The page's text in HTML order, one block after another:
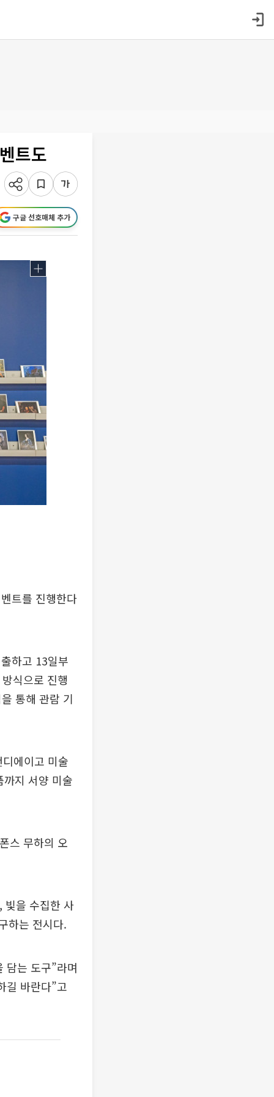
트도
구글 선호매체 추가
트를 진행한다
하고 13일부
식으로 진행
통해 관람 기
에이고 미술
지 서양 미술
스 무하의 오
빛을 수집한 사
하는 전시다.
담는 도구”라며
길 바란다”고